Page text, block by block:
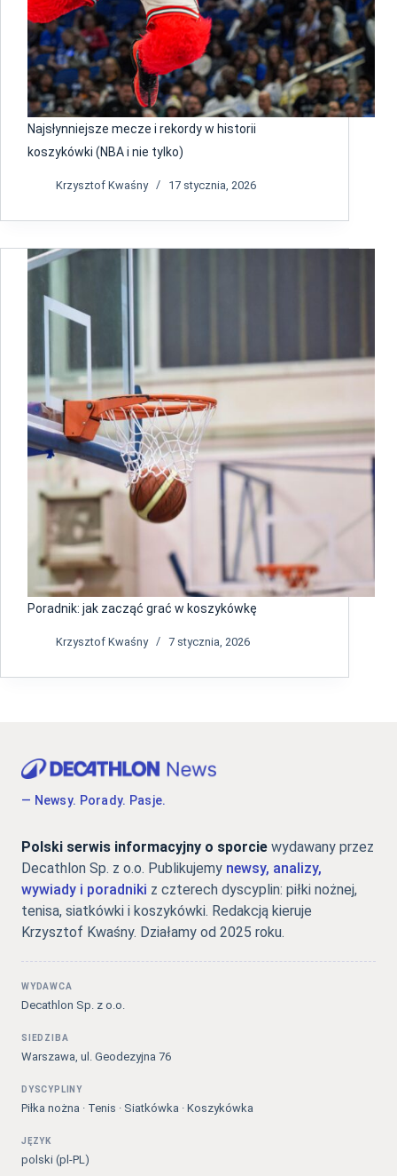
Najsłynniejsze mecze i rekordy w historii
koszykówki (NBA i nie tylko)
Krzysztof Kwaśny 17 stycznia, 2026
Poradnik: jak zacząć grać w koszykówkę
Krzysztof Kwaśny 7 stycznia, 2026
— Newsy. Porady. Pasje.
Polski serwis informacyjny o sporcie wydawany przez
Decathlon Sp. z o.o. Publikujemy newsy, analizy,
wywiady i poradniki z czterech dyscyplin: piłki nożnej,
tenisa, siatkówki i koszykówki. Redakcją kieruje
Krzysztof Kwaśny. Działamy od 2025 roku.
WYDAWCA
Decathlon Sp. z o.o.
SIEDZIBA
Warszawa, ul. Geodezyjna 76
DYSCYPLINY
Piłka nożna · Tenis · Siatkówka · Koszykówka
JĘZYK
polski (pl-PL)